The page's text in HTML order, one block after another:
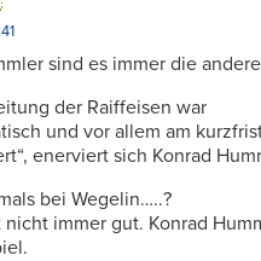
sind es immer die
der Raiffeisen war
und vor allem am
enerviert sich Konrad
bei Wegelin…..?
nicht immer gut. Konrad